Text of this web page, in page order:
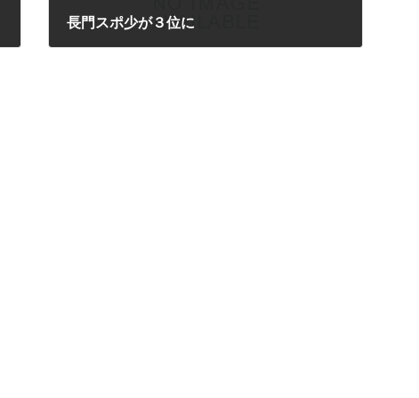
長門スポ少が３位に